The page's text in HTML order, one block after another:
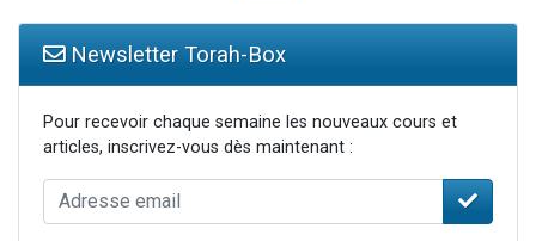
Newsletter Torah-Box
Pour recevoir chaque semaine les nouveaux cours et
articles, inscrivez-vous dès maintenant :